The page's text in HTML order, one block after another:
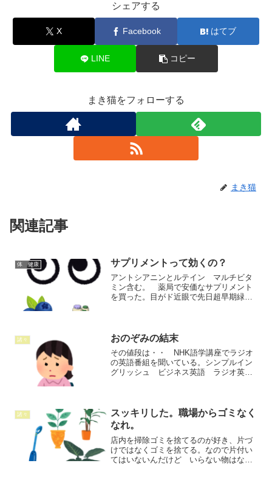
シェアする
X Facebook はてブ
LINE コピー
まき猫をフォローする
まき猫
関連記事
体 健康 サプリメントって効くの？
アントシアニンとルテイン マルチビタ
ミン含む。 薬局で安価なサプリメント
を買った。目がド近眼で先日超早期緑内
持って買ってみた。一日一粒...
諸々 おのぞみの結末
その値段は・・ NHK語学講座でラジオ
の英語番組を聞いている。シンプルイン
グリッシュ ビジネス英語 ラジオ英会
る。 月一冊テキストを買...
諸々
スッキリした。職場からゴミなく
なれ。
店内を掃除ゴミを捨てるのが好き、片づ
けではなくゴミを捨てる。なので片付い
てはいないんだけど いらない物はな